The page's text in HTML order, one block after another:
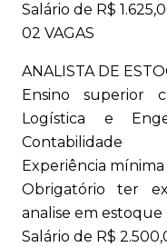
Salário de R$
02 VAGAS
ANALISTA DE
Ensino superior
Logística e
Contabilidade
Experiência
Obrigatório ter
analise em estoque
Salário de R$